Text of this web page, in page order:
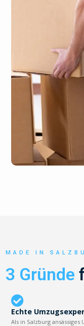
MADE IN
3 Gründe
Echte
Als in Salzburg